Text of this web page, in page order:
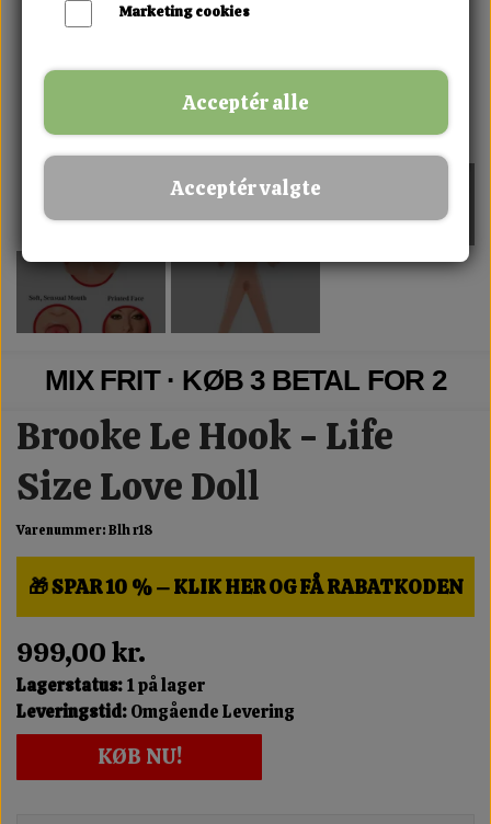
MIX FRIT · KØB 3 BETAL FOR 2
Brooke Le Hook - Life
Size Love Doll
Varenummer: Blh r18
🎁 SPAR 10 % – KLIK HER OG FÅ RABATKODEN
999,00 kr.
Lagerstatus:1 på lager
Leveringstid:Omgående Levering
KØB NU!
Marketing cookies
Acceptér alle
Acceptér valgte